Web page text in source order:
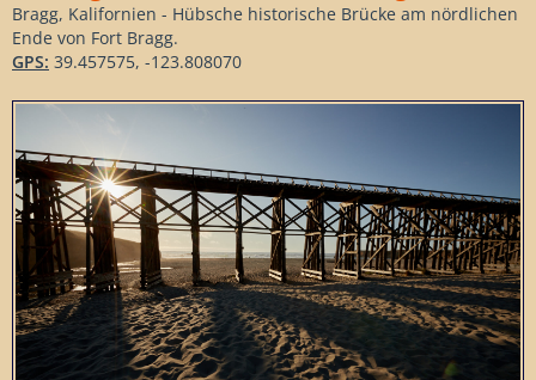
Bragg, Kalifornien - Hübsche historische Brücke am nördlichen
Ende von Fort Bragg.
GPS: 39.457575, -123.808070